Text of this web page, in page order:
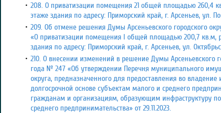
208. О приватизации помещения 21 общей площадью 260,4
этаже здания по адресу: Приморский край, г. Арсеньев, ул.
209. Об отмене решения Думы Арсеньевского городского
«О приватизации помещения I общей площадью 200,7 кв.м,
здания по адресу: Приморский край, г. Арсеньев, ул.
210. О внесении изменений в решение Думы Арсеньевского
года № 247 «Об утверждении Перечня муниципального
округа, предназначенного для предоставления во
долгосрочной основе субъектам малого и среднего
гражданам и организациям, образующим инфраструктуру
среднего предпринимательства» от 29.11.2023.